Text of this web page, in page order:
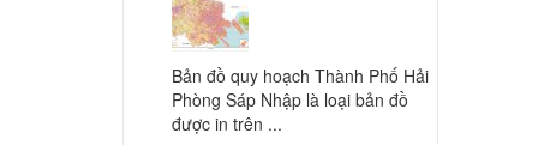
Bản đồ quy hoạch Thành Phố Hải
Phòng Sáp Nhập là loại bản đồ
được in trên ...